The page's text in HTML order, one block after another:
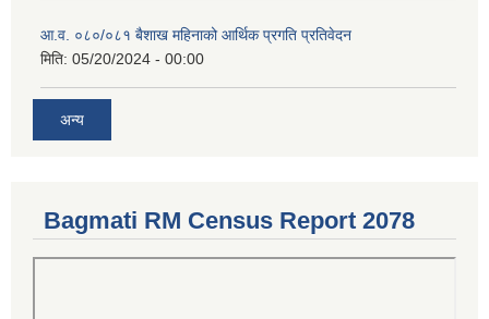
आ.व. ०८०/०८१ बैशाख महिनाको आर्थिक प्रगति प्रतिवेदन
मिति: 05/20/2024 - 00:00
अन्य
Bagmati RM Census Report 2078